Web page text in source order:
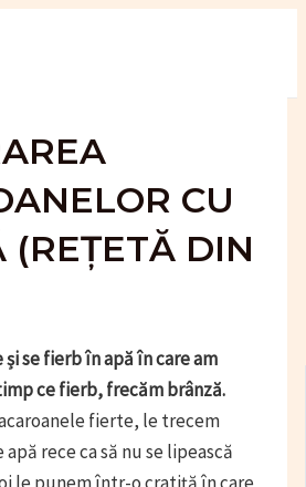
CU
(REȚETĂ DIN
se fierb în apă în care am
ce fierb, frecăm brânză.
fierte, le trecem
rece ca să nu se lipească